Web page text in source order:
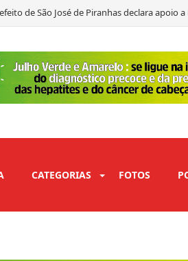
Galdino abre mão de vaga de vice para
Brasil define seis classificados em
CATEGORIAS FOTOS